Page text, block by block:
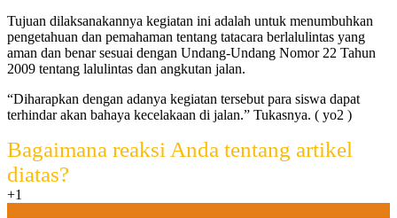
Tujuan dilaksanakannya kegiatan ini adalah untuk menumbuhkan
pengetahuan dan pemahaman tentang tatacara berlalulintas yang
aman dan benar sesuai dengan Undang-Undang Nomor 22 Tahun
2009 tentang lalulintas dan angkutan jalan.
“Diharapkan dengan adanya kegiatan tersebut para siswa dapat
terhindar akan bahaya kecelakaan di jalan.” Tukasnya. ( yo2 )
Bagaimana reaksi Anda tentang artikel
diatas?
+1